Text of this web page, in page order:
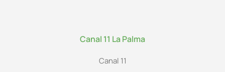
Canal 11 La Palma
Canal 11